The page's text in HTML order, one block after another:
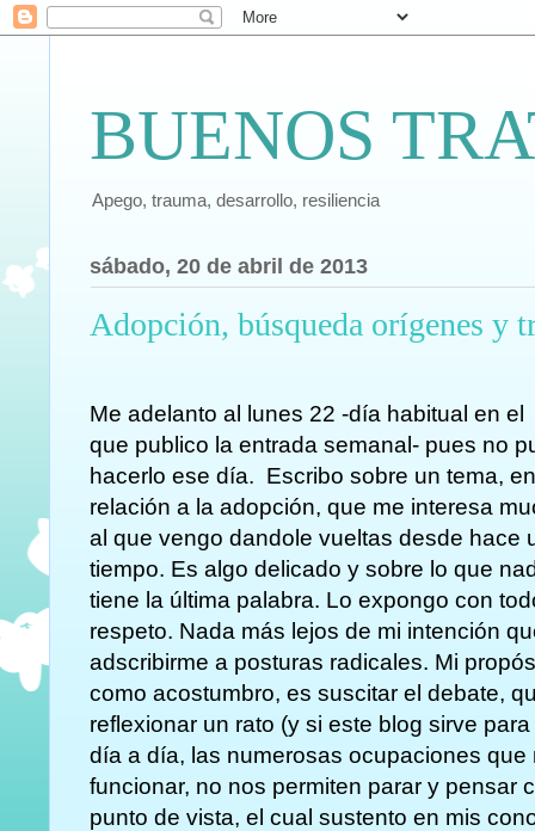
BUENOS
Apego, trauma, desarrollo, resiliencia
sábado, 20 de abril de 2013
Adopción, búsqueda orígenes y
Me adelanto al lunes 22 -día habitual en el
que publico la entrada semanal- pues no
hacerlo ese día. Escribo sobre un tema,
relación a la adopción, que me interesa
al que vengo dandole vueltas desde hace
tiempo. Es algo delicado y sobre lo que
tiene la última palabra. Lo expongo con
respeto. Nada más lejos de mi intención
adscribirme a posturas radicales. Mi
como acostumbro, es suscitar el debate,
reflexionar un rato (y si este blog sirve
día a día, las numerosas ocupaciones
funcionar, no nos permiten parar y pensar
punto de vista, el cual sustento en mis